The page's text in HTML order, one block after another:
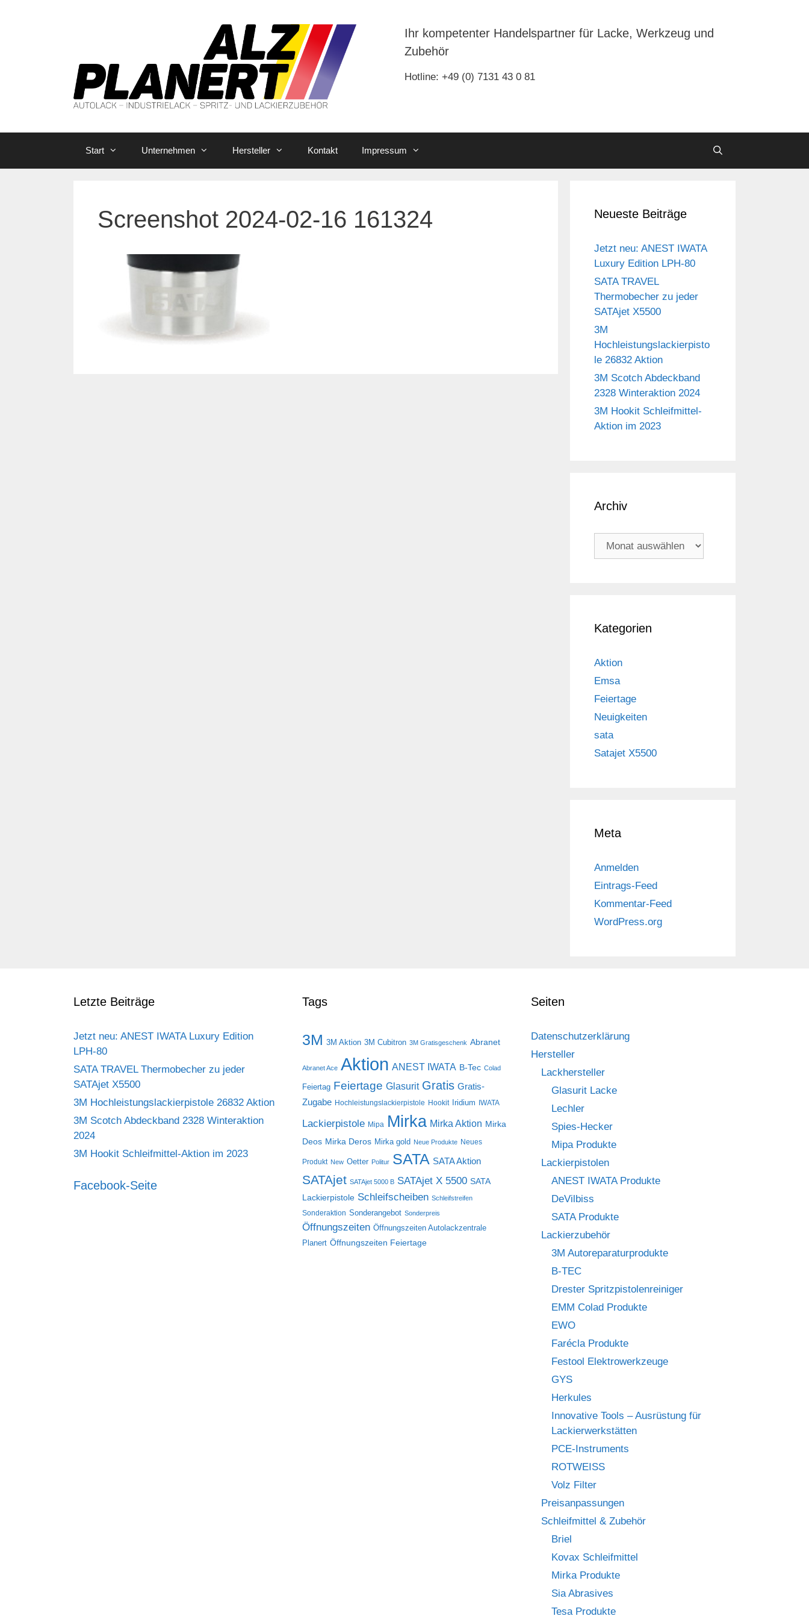
Ihr kompetenter Handelspartner für Lacke, Werkzeug und
Zubehör
Hotline: +49 (0) 7131 43 0 81
Start Unternehmen Hersteller Kontakt Impressum
Screenshot 2024-02-16 161324 Neueste Beiträge
Jetzt neu: ANEST IWATA
Luxury Edition LPH-80
SATA TRAVEL
Thermobecher zu jeder
SATAjet X5500
3M
Hochleistungslackierpisto
le 26832 Aktion
3M Scotch Abdeckband
2328 Winteraktion 2024
3M Hookit Schleifmittel-
Aktion im 2023
Archiv
Archiv
Kategorien
Aktion
Emsa
Feiertage
Neuigkeiten
sata
Satajet X5500
Meta
Anmelden
Eintrags-Feed
Kommentar-Feed
WordPress.org
Letzte Beiträge
Jetzt neu: ANEST IWATA Luxury Edition
LPH-80
SATA TRAVEL Thermobecher zu jeder
SATAjet X5500
3M Hochleistungslackierpistole 26832 Aktion
3M Scotch Abdeckband 2328 Winteraktion
2024
3M Hookit Schleifmittel-Aktion im 2023
Facebook-Seite
Tags
3M 3M Aktion 3M Cubitron 3M Gratisgeschenk Abranet
Abranet Ace Aktion ANEST IWATA B-Tec Colad
Feiertag Feiertage Glasurit Gratis Gratis-
Zugabe Hochleistungslackierpistole Hookit Iridium IWATA
Lackierpistole Mipa Mirka Mirka Aktion Mirka
Deos Mirka Deros Mirka gold Neue Produkte Neues
Produkt New Oetter Politur SATA SATA Aktion
SATAjet SATAjet 5000 B SATAjet X 5500 SATA
Lackierpistole Schleifscheiben Schleifstreifen
Sonderaktion Sonderangebot Sonderpreis
Öffnungszeiten Öffnungszeiten Autolackzentrale
Planert Öffnungszeiten Feiertage
Seiten
Datenschutzerklärung
Hersteller
Lackhersteller
Glasurit Lacke
Lechler
Spies-Hecker
Mipa Produkte
Lackierpistolen
ANEST IWATA Produkte
DeVilbiss
SATA Produkte
Lackierzubehör
3M Autoreparaturprodukte
B-TEC
Drester Spritzpistolenreiniger
EMM Colad Produkte
EWO
Farécla Produkte
Festool Elektrowerkzeuge
GYS
Herkules
Innovative Tools – Ausrüstung für
Lackierwerkstätten
PCE-Instruments
ROTWEISS
Volz Filter
Preisanpassungen
Schleifmittel & Zubehör
Briel
Kovax Schleifmittel
Mirka Produkte
Sia Abrasives
Tesa Produkte